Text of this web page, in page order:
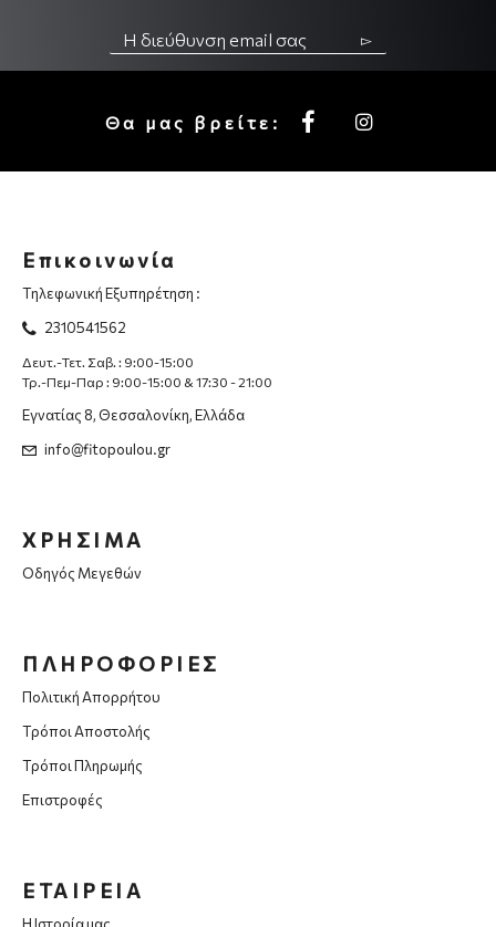
▻
Θα μας βρείτε:
Επικοινωνία
Τηλεφωνική Εξυπηρέτηση :
2310541562
Δευτ.-Τετ. Σαβ. : 9:00-15:00
Τρ.-Πεμ-Παρ : 9:00-15:00 & 17:30 - 21:00
Εγνατίας 8, Θεσσαλονίκη, Ελλάδα
info@fitopoulou.gr
ΧΡΗΣΙΜΑ
Οδηγός Μεγεθών
ΠΛΗΡΟΦΟΡΙΕΣ
Πολιτική Απορρήτου
Τρόποι Αποστολής
Τρόποι Πληρωμής
Επιστροφές
ΕΤΑΙΡΕΙΑ